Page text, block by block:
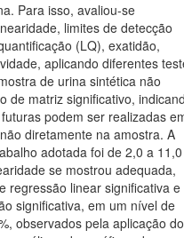
Para isso, avaliou-se
limites de detecção
(LQ), exatidão,
aplicando diferentes
de urina sintética não
de matriz significativo,
podem ser realizadas
diretamente na amostra. A
adotada foi de 2,0 a 11,0
se mostrou adequada,
regressão linear significativa e
significativa, em um nível de
observados pela aplicação